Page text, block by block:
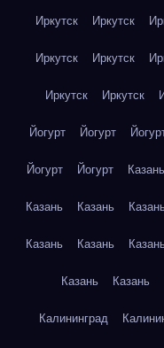
Иркутск Иркутск
Иркутск Иркутск
Иркутск Иркутск
Йогурт Йогурт
Йогурт Йогурт Казань
Казань Казань
Казань Казань
Казань Казань
Калининград